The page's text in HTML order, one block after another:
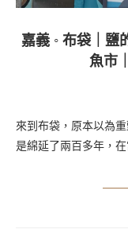
嘉義 ◦ 布袋｜鹽
魚市
來到布袋，原本以為
是綿延了兩百多年，